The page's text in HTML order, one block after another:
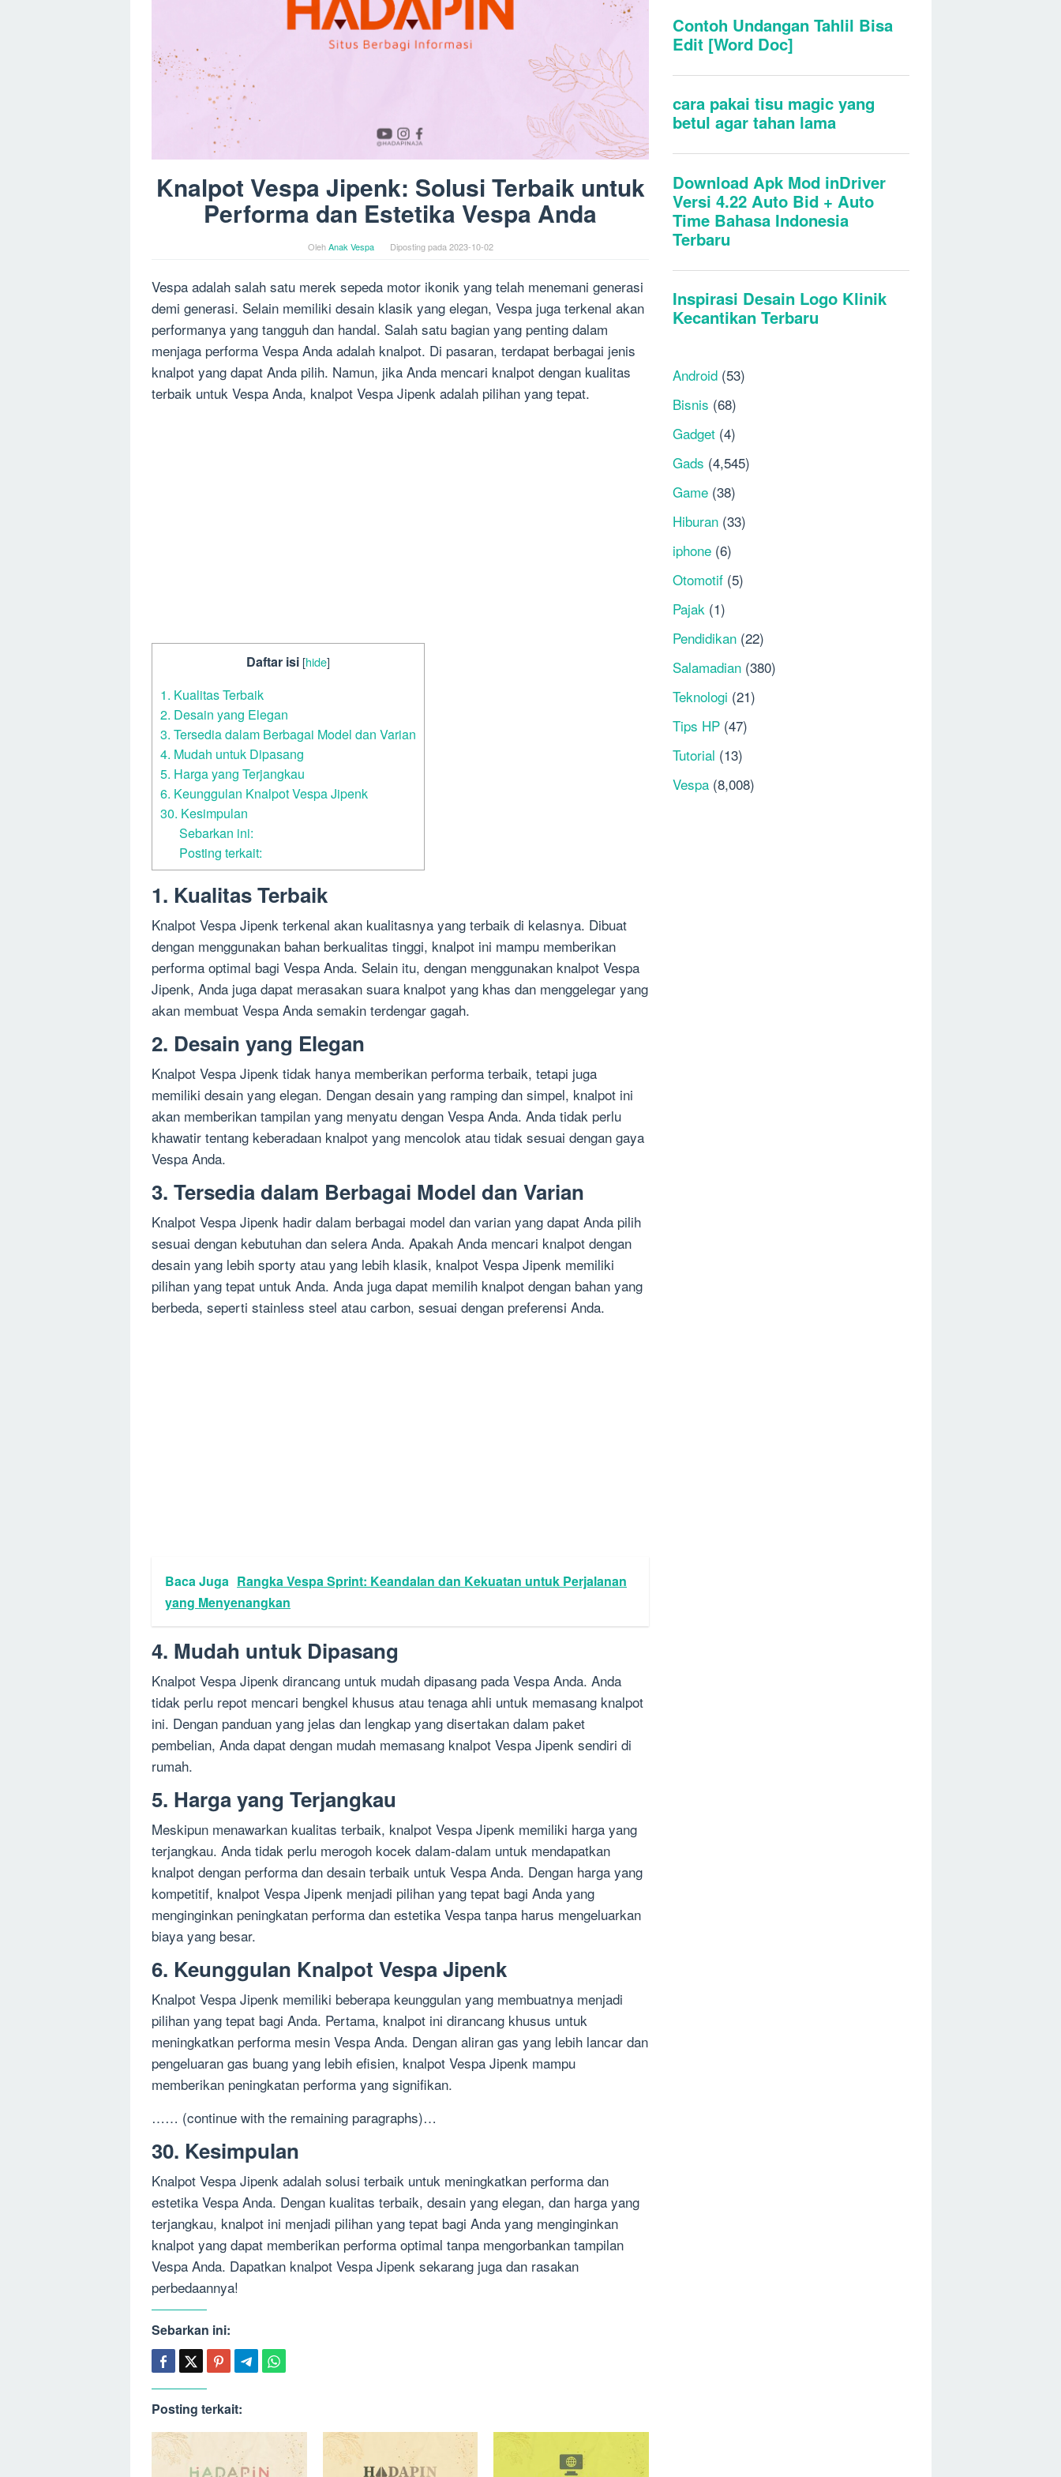
Knalpot Vespa Jipenk: Solusi Terbaik untuk
Performa dan Estetika Vespa Anda
OlehAnak Vespa Diposting pada2023-10-02
Vespa adalah salah satu merek sepeda motor ikonik yang telah menemani generasi
demi generasi. Selain memiliki desain klasik yang elegan, Vespa juga terkenal akan
performanya yang tangguh dan handal. Salah satu bagian yang penting dalam
menjaga performa Vespa Anda adalah knalpot. Di pasaran, terdapat berbagai jenis
knalpot yang dapat Anda pilih. Namun, jika Anda mencari knalpot dengan kualitas
terbaik untuk Vespa Anda, knalpot Vespa Jipenk adalah pilihan yang tepat.
Daftar isi [hide]
1. Kualitas Terbaik
2. Desain yang Elegan
3. Tersedia dalam Berbagai Model dan Varian
4. Mudah untuk Dipasang
5. Harga yang Terjangkau
6. Keunggulan Knalpot Vespa Jipenk
30. Kesimpulan
Sebarkan ini:
Posting terkait:
1. Kualitas Terbaik
Knalpot Vespa Jipenk terkenal akan kualitasnya yang terbaik di kelasnya. Dibuat
dengan menggunakan bahan berkualitas tinggi, knalpot ini mampu memberikan
performa optimal bagi Vespa Anda. Selain itu, dengan menggunakan knalpot Vespa
Jipenk, Anda juga dapat merasakan suara knalpot yang khas dan menggelegar yang
akan membuat Vespa Anda semakin terdengar gagah.
2. Desain yang Elegan
Knalpot Vespa Jipenk tidak hanya memberikan performa terbaik, tetapi juga
memiliki desain yang elegan. Dengan desain yang ramping dan simpel, knalpot ini
akan memberikan tampilan yang menyatu dengan Vespa Anda. Anda tidak perlu
khawatir tentang keberadaan knalpot yang mencolok atau tidak sesuai dengan gaya
Vespa Anda.
3. Tersedia dalam Berbagai Model dan Varian
Knalpot Vespa Jipenk hadir dalam berbagai model dan varian yang dapat Anda pilih
sesuai dengan kebutuhan dan selera Anda. Apakah Anda mencari knalpot dengan
desain yang lebih sporty atau yang lebih klasik, knalpot Vespa Jipenk memiliki
pilihan yang tepat untuk Anda. Anda juga dapat memilih knalpot dengan bahan yang
berbeda, seperti stainless steel atau carbon, sesuai dengan preferensi Anda.
Baca Juga Rangka Vespa Sprint: Keandalan dan Kekuatan untuk Perjalanan
yang Menyenangkan
4. Mudah untuk Dipasang
Knalpot Vespa Jipenk dirancang untuk mudah dipasang pada Vespa Anda. Anda
tidak perlu repot mencari bengkel khusus atau tenaga ahli untuk memasang knalpot
ini. Dengan panduan yang jelas dan lengkap yang disertakan dalam paket
pembelian, Anda dapat dengan mudah memasang knalpot Vespa Jipenk sendiri di
rumah.
5. Harga yang Terjangkau
Meskipun menawarkan kualitas terbaik, knalpot Vespa Jipenk memiliki harga yang
terjangkau. Anda tidak perlu merogoh kocek dalam-dalam untuk mendapatkan
knalpot dengan performa dan desain terbaik untuk Vespa Anda. Dengan harga yang
kompetitif, knalpot Vespa Jipenk menjadi pilihan yang tepat bagi Anda yang
menginginkan peningkatan performa dan estetika Vespa tanpa harus mengeluarkan
biaya yang besar.
6. Keunggulan Knalpot Vespa Jipenk
Knalpot Vespa Jipenk memiliki beberapa keunggulan yang membuatnya menjadi
pilihan yang tepat bagi Anda. Pertama, knalpot ini dirancang khusus untuk
meningkatkan performa mesin Vespa Anda. Dengan aliran gas yang lebih lancar dan
pengeluaran gas buang yang lebih efisien, knalpot Vespa Jipenk mampu
memberikan peningkatan performa yang signifikan.
…… (continue with the remaining paragraphs)…
30. Kesimpulan
Knalpot Vespa Jipenk adalah solusi terbaik untuk meningkatkan performa dan
estetika Vespa Anda. Dengan kualitas terbaik, desain yang elegan, dan harga yang
terjangkau, knalpot ini menjadi pilihan yang tepat bagi Anda yang menginginkan
knalpot yang dapat memberikan performa optimal tanpa mengorbankan tampilan
Vespa Anda. Dapatkan knalpot Vespa Jipenk sekarang juga dan rasakan
perbedaannya!
Sebarkan ini:
Posting terkait:
Android (53)
Bisnis (68)
Gadget (4)
Gads (4,545)
Game (38)
Hiburan (33)
iphone (6)
Otomotif (5)
Pajak (1)
Pendidikan (22)
Salamadian (380)
Teknologi (21)
Tips HP (47)
Tutorial (13)
Vespa (8,008)